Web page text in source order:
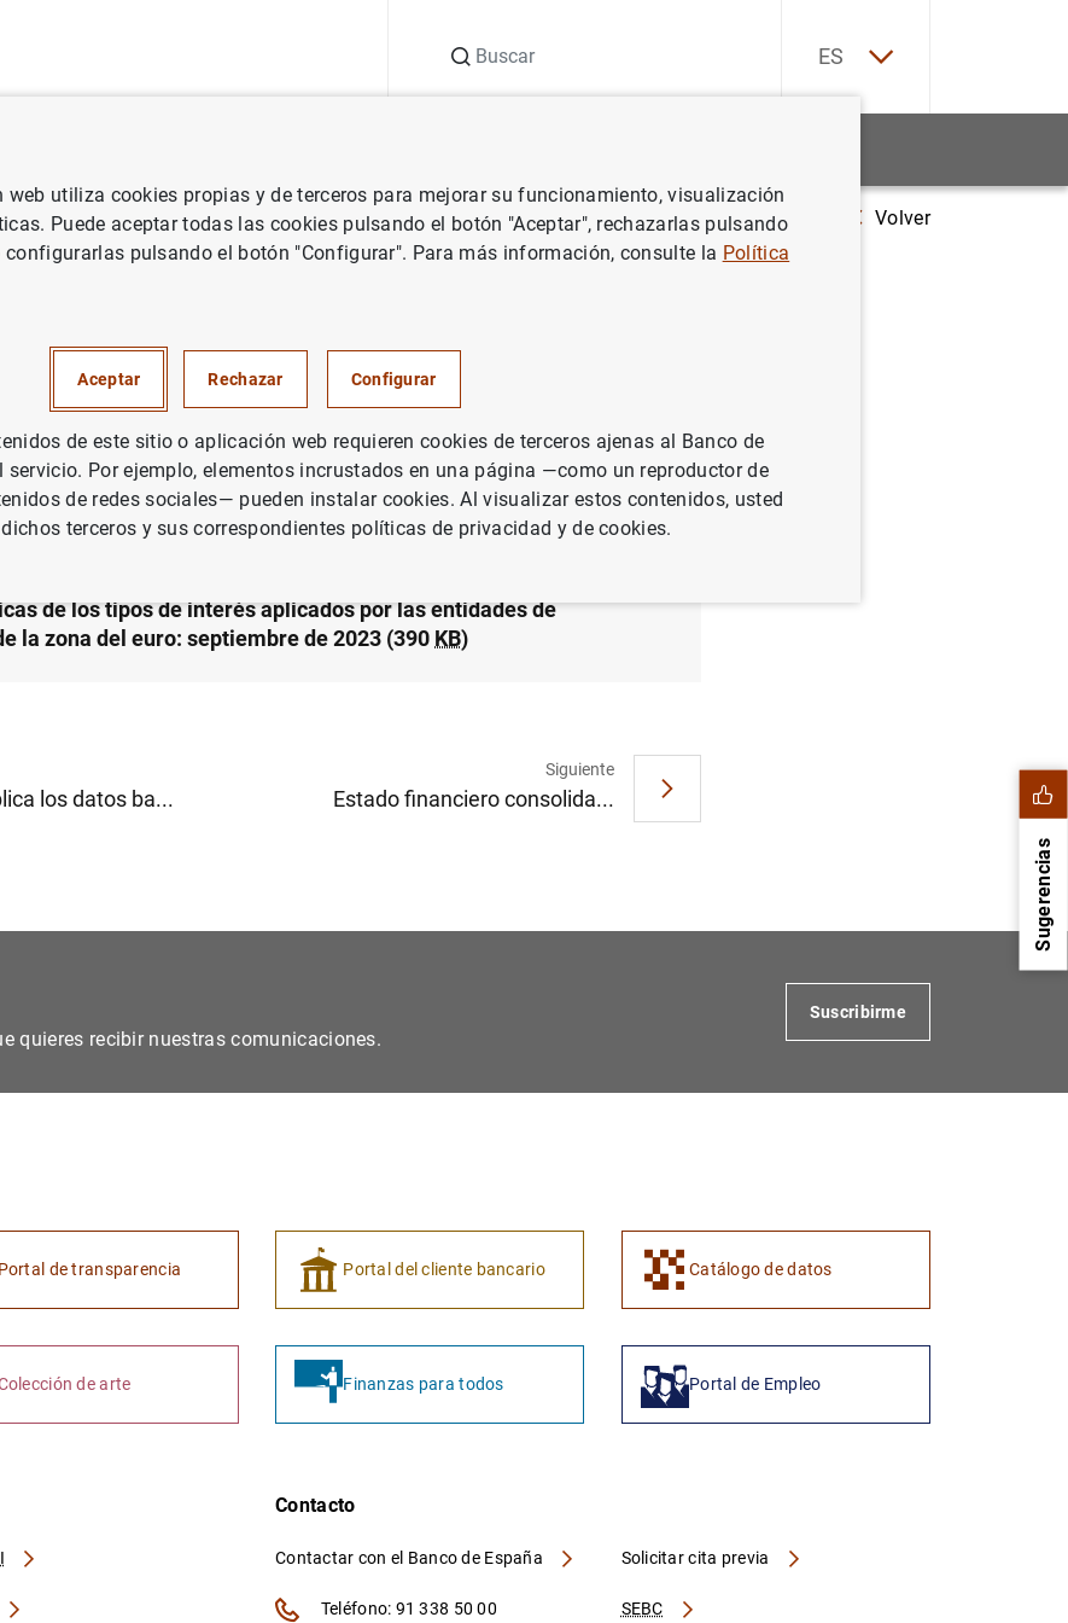
ES
Central Europeo Notas de prensa del Banco Central Europeo Estadísticas de los tipos de interés aplicados por las entidades de
Volver
de crédito de la zona del euro:
de 2023
de los tipos de interés aplicados por las entidades de
la zona del euro: septiembre de 2023 (390 KB)
los datos ba...
Siguiente
Estado financiero consolida...
Sugerencias
quieres recibir nuestras comunicaciones.
Suscribirme
Portal de transparencia Portal del cliente bancario Catálogo de datos
de arte Finanzas para todos Portal de Empleo
Contacto
Contactar con el Banco de España
SEBC
Solicitar cita previa
Teléfono: 91 338 50 00
web utiliza cookies propias y de terceros para mejorar su funcionamiento, visualización
Puede aceptar todas las cookies pulsando el botón "Aceptar", rechazarlas pulsando
configurarlas pulsando el botón "Configurar". Para más información, consulte la Política
Aceptar Rechazar Configurar
de este sitio o aplicación web requieren cookies de terceros ajenas al Banco de
servicio. Por ejemplo, elementos incrustados en una página —como un reproductor de
de redes sociales— pueden instalar cookies. Al visualizar estos contenidos, usted
terceros y sus correspondientes políticas de privacidad y de cookies.